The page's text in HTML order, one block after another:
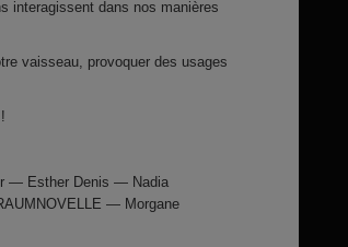
interagissent dans nos manières
vaisseau, provoquer des usages
— Esther Denis — Nadia
— Morgane